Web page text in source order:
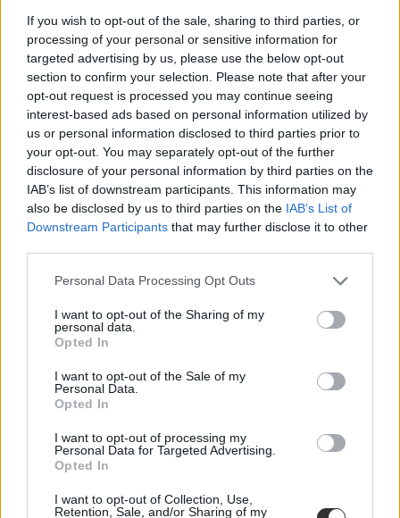
If you wish to opt-out of the sale, sharing to third parties, or
processing of your personal or sensitive information for
targeted advertising by us, please use the below opt-out
section to confirm your selection. Please note that after your
opt-out request is processed you may continue seeing
interest-based ads based on personal information utilized by
us or personal information disclosed to third parties prior to
your opt-out. You may separately opt-out of the further
disclosure of your personal information by third parties on the
IAB’s list of downstream participants. This information may
also be disclosed by us to third parties on the IAB’s List of
Downstream Participants that may further disclose it to other
Personal Data Processing Opt Outs
I want to opt-out of the Sharing of my
personal data.
Opted In
I want to opt-out of the Sale of my
Personal Data.
Opted In
I want to opt-out of processing my
Personal Data for Targeted Advertising.
Opted In
I want to opt-out of Collection, Use,
Retention, Sale, and/or Sharing of my
érettségi vizsga
őszi érettségi
érettségi vizsgadíj